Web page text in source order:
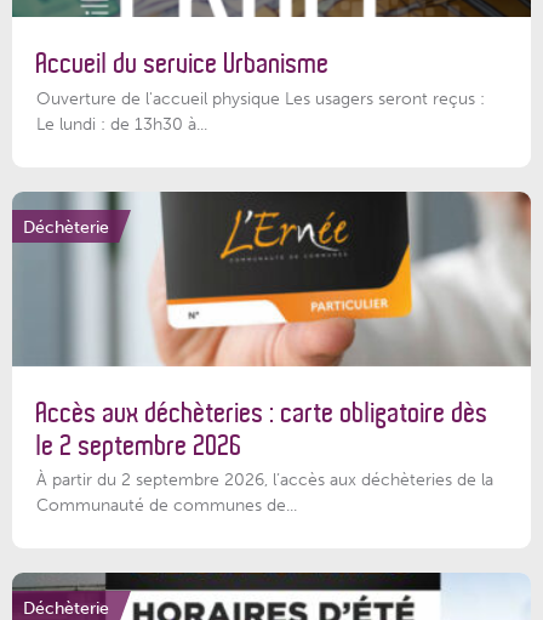
Accueil du service Urbanisme
Ouverture de l'accueil physique Les usagers seront reçus :
Le lundi : de 13h30 à...
Déchèterie
Accès aux déchèteries : carte obligatoire dès
le 2 septembre 2026
À partir du 2 septembre 2026, l’accès aux déchèteries de la
Communauté de communes de...
Déchèterie